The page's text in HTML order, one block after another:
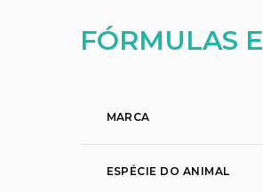
FÓRMULAS
MARCA
ESPÉCIE DO ANIMAL